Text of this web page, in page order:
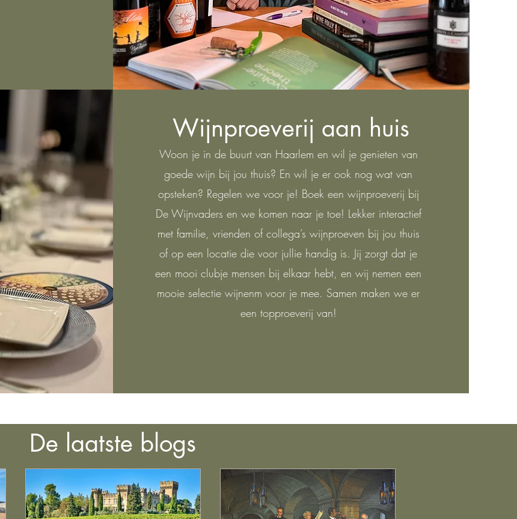
Wijnproeverij aan huis
Woon je in de buurt van Haarlem en wil je genieten van
goede wijn bij jou thuis? En wil je er ook nog wat van
opsteken? Regelen we voor je! Boek een wijnproeverij bij
De Wijnvaders en we komen naar je toe! Lekker interactief
met familie, vrienden of collega’s wijnproeven bij jou thuis
of op een locatie die voor jullie handig is. Jij zorgt dat je
een mooi clubje mensen bij elkaar hebt, en wij nemen een
mooie selectie wijnenm voor je mee. Samen maken we er
een topproeverij van!
De laatste blogs